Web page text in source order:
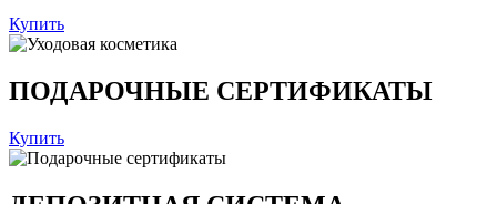
Купить
ПОДАРОЧНЫЕ СЕРТИФИКАТЫ
Купить